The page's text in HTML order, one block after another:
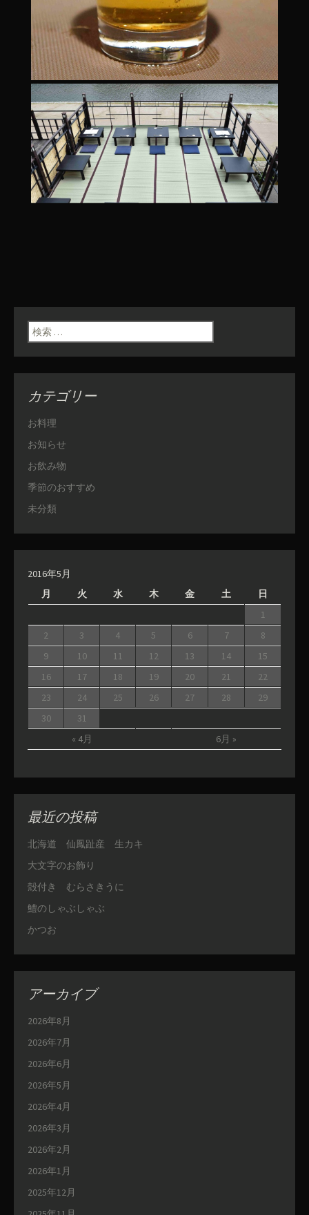
検索:
カテゴリー
お料理
お知らせ
お飲み物
季節のおすすめ
未分類
2016年5月
月
火 水 木 金 土 日
« 4月 6月 »
1
2
3 4 5 6 7
8
9
10 11 12 13 14
15
16
17 18 19 20 21
22
23
24 25 26 27 28
29
30
31
最近の投稿
北海道 仙鳳趾産 生カキ
大文字のお飾り
殻付き むらさきうに
鱧のしゃぶしゃぶ
かつお
アーカイブ
2026年8月
2026年7月
2026年6月
2026年5月
2026年4月
2026年3月
2026年2月
2026年1月
2025年12月